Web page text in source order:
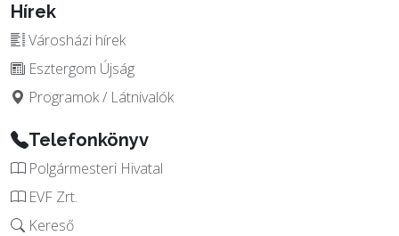
Hírek
Városházi hírek
Esztergom Újság
Programok / Látnivalók
Telefonkönyv
Polgármesteri Hivatal
EVF Zrt.
Kereső